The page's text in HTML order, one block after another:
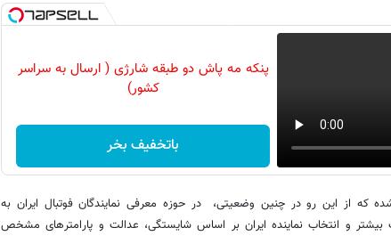
پنکه مه پاش دو طبقه شارژی ( ارسال به سراسر
کشور)
باتخفیف بخر
که از این رو در چنین وضعیتی، در حوزه معرفی نمایندگان فوتبال ایران به
بیشتر و انتخاب نماینده ایران بر اساس شایستگی، عدالت و پارامترهای مشخص